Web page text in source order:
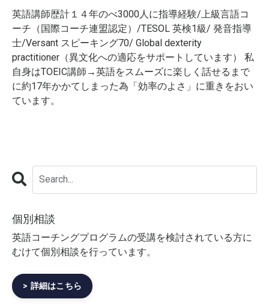
英語講師歴計１４年のべ3000人に指導経験/上級言語コ
ーチ（国際コーチ連盟認定）/TESOL 英検1級/ 発音指導
士/Versant スピーキング70/ Global dexterity
practitioner（異文化への適応をサポートしています） 私
自身はTOEIC講師→英語をスムーズに楽しく話せるまで
に約17年かかてしまった為「効率のよさ」に重きをおい
ています。
個別相談
英語コーチングプログラムの受講を検討されている方に
むけて個別相談を行っています。
> 詳細はこちら